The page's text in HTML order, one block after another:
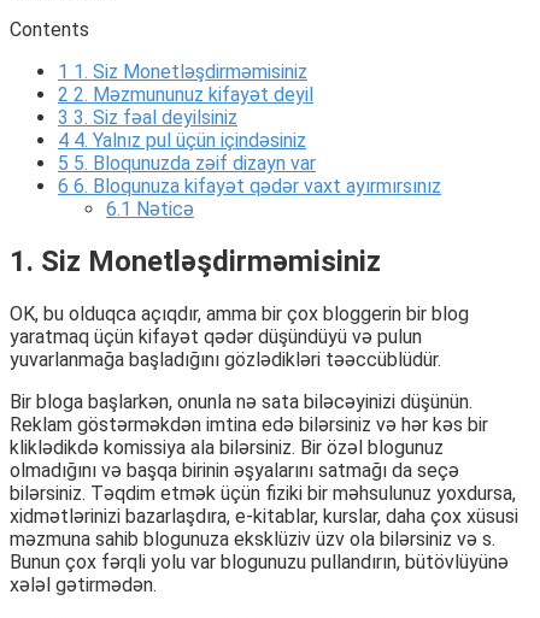
Contents
1 1. Siz Monetləşdirməmisiniz
2 2. Məzmununuz kifayət deyil
3 3. Siz fəal deyilsiniz
4 4. Yalnız pul üçün içindəsiniz
5 5. Bloqunuzda zəif dizayn var
6 6. Bloqunuza kifayət qədər vaxt ayırmırsınız
6.1 Nəticə
1. Siz Monetləşdirməmisiniz
OK, bu olduqca açıqdır, amma bir çox bloggerin bir blog
yaratmaq üçün kifayət qədər düşündüyü və pulun
yuvarlanmağa başladığını gözlədikləri təəccüblüdür.
Bir bloga başlarkən, onunla nə sata biləcəyinizi düşünün.
Reklam göstərməkdən imtina edə bilərsiniz və hər kəs bir
kliklədikdə komissiya ala bilərsiniz. Bir özəl blogunuz
olmadığını və başqa birinin əşyalarını satmağı da seçə
bilərsiniz. Təqdim etmək üçün fiziki bir məhsulunuz yoxdursa,
xidmətlərinizi bazarlaşdıra, e-kitablar, kurslar, daha çox xüsusi
məzmuna sahib blogunuza eksklüziv üzv ola bilərsiniz və s.
Bunun çox fərqli yolu var blogunuzu pullandırın, bütövlüyünə
xələl gətirmədən.